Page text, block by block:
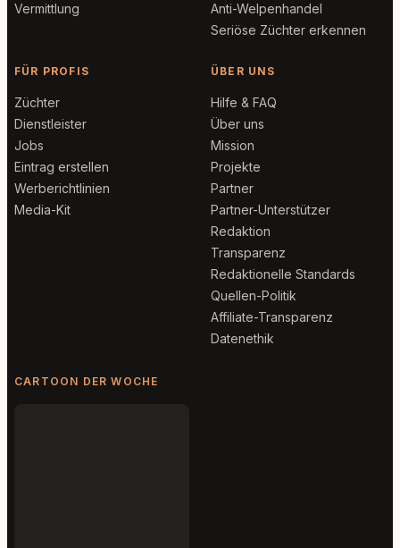
Vermittlung
Anti-Welpenhandel
Seriöse Züchter erkennen
FÜR PROFIS
Züchter
Dienstleister
Jobs
Eintrag erstellen
Werberichtlinien
Media-Kit
ÜBER UNS
Hilfe & FAQ
Über uns
Mission
Projekte
Partner
Partner-Unterstützer
Redaktion
Transparenz
Redaktionelle Standards
Quellen-Politik
Affiliate-Transparenz
Datenethik
CARTOON DER WOCHE